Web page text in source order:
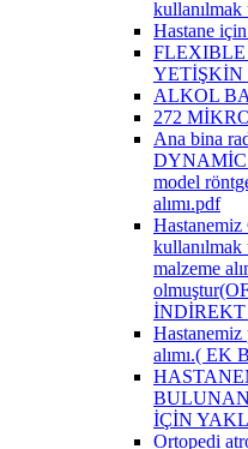
kullanılmak
Hastane için
FLEXIBLE
ALKOL
272
Ana bina
DYNAMİC
model
alımı.pdf
kullanılmak
malzeme
İNDİREKT
Hastanemiz
alımı.( EK
İÇİN
Ortopedi